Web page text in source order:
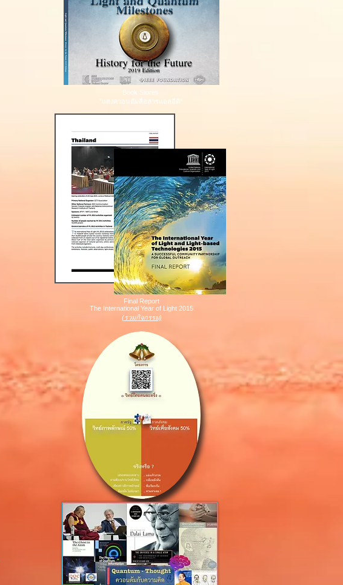
Book Stores
"แสงควอนตัมสื่อสารแอลอีดี"
Final Report
The International Year of Light 2015
(รวมกิจกรรม)